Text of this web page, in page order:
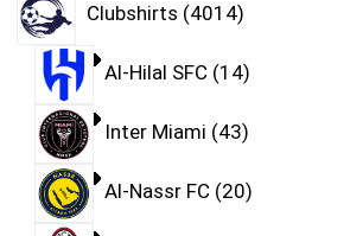
Clubshirts 4014
Al-Hilal SFC 14
Inter Miami 43
Al-Nassr FC 20